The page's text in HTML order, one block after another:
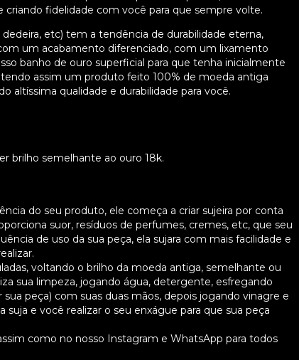
fidelidade com você para que sempre volte.
etc) tem a tendência de durabilidade eterna,
um acabamento diferenciado, com um lixamento
banho de ouro superficial para que tenha inicialmente
assim um produto feito 100% de moeda antiga
altíssima qualidade e durabilidade para você.
brilho semelhante ao ouro 18k.
do seu produto, ele começa a criar sujeira por conta
suor, resíduos de perfumes, cremes, etc, que seu
de uso da sua peça, ela sujara com mais facilidade e
voltando o brilho da moeda antiga, semelhante ou
sua limpeza, jogando água, detergente, esfregando
peça) com suas duas mãos, depois jogando vinagre e
e você realizar o seu enxágue para que sua peça
como no nosso Instagram e WhatsApp para todos